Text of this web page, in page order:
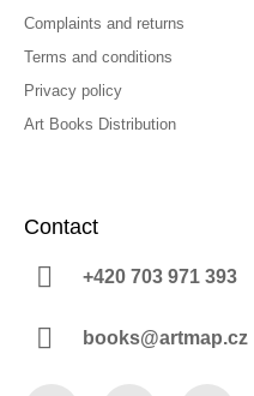
Complaints and returns
Terms and conditions
Privacy policy
Art Books Distribution
Contact
+420 703 971 393
books@artmap.cz